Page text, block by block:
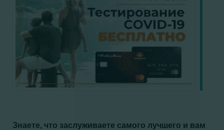
Знаете, что заслуживаете самого лучшего и вам